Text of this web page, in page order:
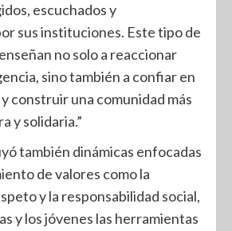
escuchados y
sus instituciones. Este tipo de
no solo a reaccionar
sino también a confiar en
construir una comunidad más
y solidaria.”
también dinámicas enfocadas
de valores como la
y la responsabilidad social,
y los jóvenes las herramientas